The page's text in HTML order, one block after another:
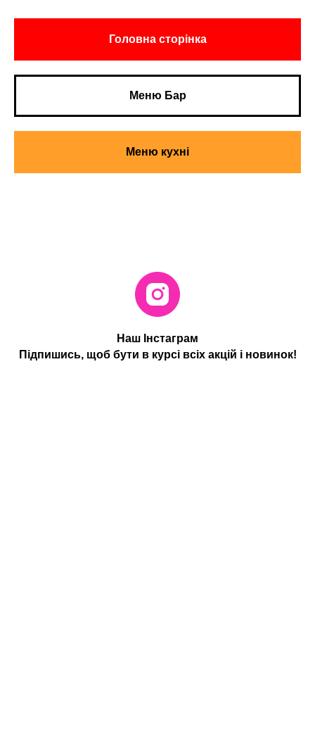
Головна сторінка
Меню Бар
Меню кухні
Наш Інстаграм
Підпишись, щоб бути в курсі всіх акцій і новинок!